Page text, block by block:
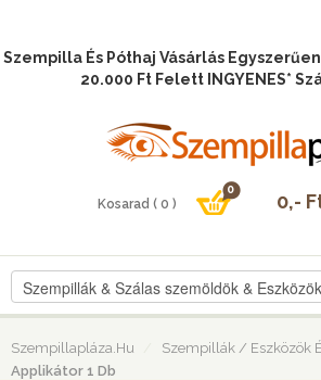
Szempilla És Póthaj Vásárlás
20.000 Ft Felett INGYENES*
Szempillapláza.hu
Szempillák / Eszközök
Applikátor 1 Db